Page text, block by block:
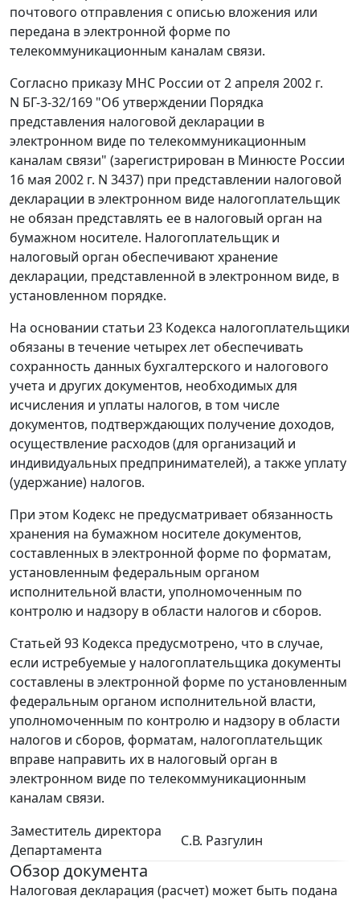
почтового отправления с описью вложения или
передана в электронной форме по
телекоммуникационным каналам связи.
Согласно приказу МНС России от 2 апреля 2002 г.
N БГ-3-32/169 "Об утверждении Порядка
представления налоговой декларации в
электронном виде по телекоммуникационным
каналам связи" (зарегистрирован в Минюсте России
16 мая 2002 г. N 3437) при представлении налоговой
декларации в электронном виде налогоплательщик
не обязан представлять ее в налоговый орган на
бумажном носителе. Налогоплательщик и
налоговый орган обеспечивают хранение
декларации, представленной в электронном виде, в
установленном порядке.
На основании статьи 23 Кодекса налогоплательщики
обязаны в течение четырех лет обеспечивать
сохранность данных бухгалтерского и налогового
учета и других документов, необходимых для
исчисления и уплаты налогов, в том числе
документов, подтверждающих получение доходов,
осуществление расходов (для организаций и
индивидуальных предпринимателей), а также уплату
(удержание) налогов.
При этом Кодекс не предусматривает обязанность
хранения на бумажном носителе документов,
составленных в электронной форме по форматам,
установленным федеральным органом
исполнительной власти, уполномоченным по
контролю и надзору в области налогов и сборов.
Статьей 93 Кодекса предусмотрено, что в случае,
если истребуемые у налогоплательщика документы
составлены в электронной форме по установленным
федеральным органом исполнительной власти,
уполномоченным по контролю и надзору в области
налогов и сборов, форматам, налогоплательщик
вправе направить их в налоговый орган в
электронном виде по телекоммуникационным
каналам связи.
Заместитель директора
Департамента
С.В. Разгулин
Обзор документа
Налоговая декларация (расчет) может быть подана